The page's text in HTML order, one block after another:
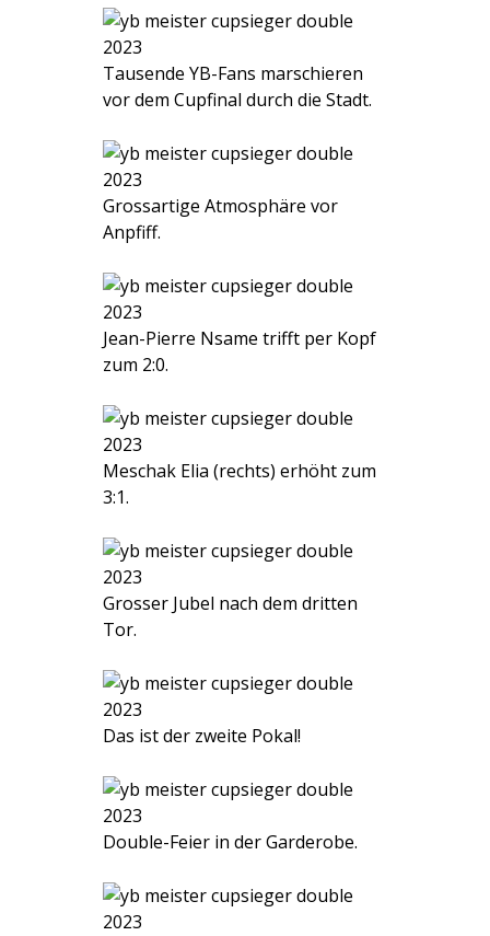
Tausende YB-Fans marschieren
vor dem Cupfinal durch die Stadt.
Grossartige Atmosphäre vor
Anpfiff.
Jean-Pierre Nsame trifft per Kopf
zum 2:0.
Meschak Elia (rechts) erhöht zum
3:1.
Grosser Jubel nach dem dritten
Tor.
Das ist der zweite Pokal!
Double-Feier in der Garderobe.